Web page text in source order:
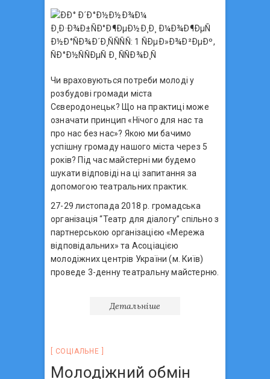
Чи враховуються потреби молоді у
розбудові громади міста
Сєверодонецьк? Що на практиці може
означати принцип «Нічого для нас та
про нас без нас»? Якою ми бачимо
успішну громаду нашого міста через 5
років? Під час майстерні ми будемо
шукати відповіді на ці запитання за
допомогою театральних практик.
27-29 листопада 2018 р. громадська
організація “Театр для діалогу” спільно з
партнерською організацією «Мережа
відповідальних» та Асоціацією
молодіжних центрів України (м. Київ)
проведе 3-денну театральну майстерню.
Детальніше
СОЦIАЛЬНЕ
Молодіжний обмін